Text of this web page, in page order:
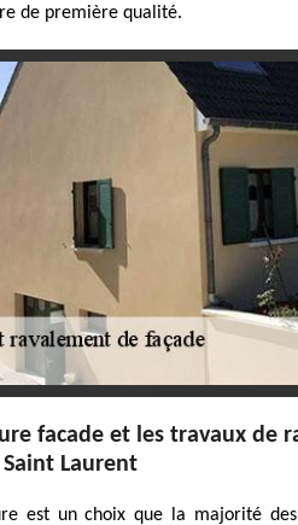
de première qualité.
facade et les travaux de
Laurent
est un choix que la majorité